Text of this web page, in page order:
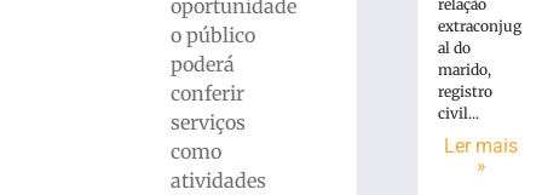
oportunidade
o público
poderá
conferir
serviços
como
atividades
gaúcha
toma
conta
Brusque
relação
extraconjug
al do
marido,
registro
civil...
Ler mais
»